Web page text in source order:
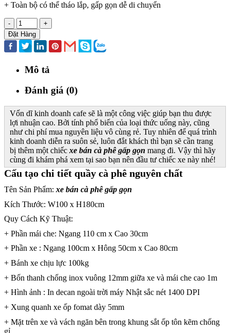
+ Toàn bộ có thể tháo lắp, gấp gọn dễ di chuyển
-
+
Đặt Hàng
Mô tả
Đánh giá (0)
Vốn dĩ kinh doanh cafe sẽ là một công việc giúp bạn thu được
lợi nhuận cao. Bởi tính phổ biến của loại thức uống này, cũng
như chi phí mua nguyên liệu vô cùng rẻ. Tuy nhiên để quá trình
kinh doanh diễn ra suôn sẻ, luôn đắt khách thì bạn sẽ cần trang
bị thêm một chiếc xe bán cà phê gấp gọn mang đi. Vậy thì hãy
cùng đi khám phá xem tại sao bạn nên đầu tư chiếc xe này nhé!
Cấu tạo chi tiết quầy cà phê nguyên chất
Tên Sản Phẩm: xe bán cà phê gấp gọn
Kích Thước: W100 x H180cm
Quy Cách Kỹ Thuật:
+ Phần mái che: Ngang 110 cm x Cao 30cm
+ Phần xe : Ngang 100cm x Hông 50cm x Cao 80cm
+ Bánh xe chịu lực 100kg
+ Bốn thanh chống inox vuông 12mm giữa xe và mái che cao 1m
+ Hình ảnh : In decan ngoài trời máy Nhật sắc nét 1400 DPI
+ Xung quanh xe ốp fomat dày 5mm
+ Mặt trên xe và vách ngăn bên trong khung sắt ốp tôn kẽm chống
gỉ